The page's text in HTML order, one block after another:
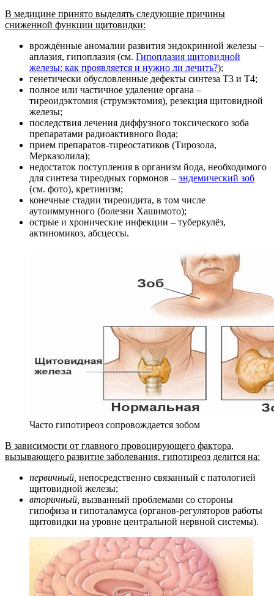
В медицине принято выделять следующие причины
сниженной функции щитовидки:
врождённые аномалии развития эндокринной железы –
аплазия, гипоплазия (см. Гипоплазия щитовидной
железы: как проявляется и нужно ли лечить?);
генетически обусловленные дефекты синтеза Т3 и Т4;
полное или частичное удаление органа –
тиреоидэктомия (струмэктомия), резекция щитовидной
железы;
последствия лечения диффузного токсического зоба
препаратами радиоактивного йода;
прием препаратов-тиреостатиков (Тирозола,
Мерказолила);
недостаток поступления в организм йода, необходимого
для синтеза тиреодных гормонов – эндемический зоб
(см. фото), кретинизм;
конечные стадии тиреоидита, в том числе
аутоиммунного (болезни Хашимото);
острые и хронические инфекции – туберкулёз,
актиномикоз, абсцессы.
Часто гипотиреоз сопровождается зобом
В зависимости от главного провоцирующего фактора,
вызывающего развитие заболевания, гипотиреоз делится на:
первичный, непосредственно связанный с патологией
щитовидной железы;
вторичный, вызванный проблемами со стороны
гипофиза и гипоталамуса (органов-регуляторов работы
щитовидки на уровне центральной нервной системы).